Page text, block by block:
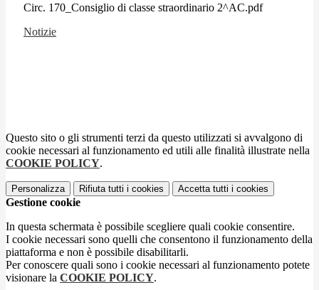
Circ. 170_Consiglio di classe straordinario 2^AC.pdf
Notizie
Questo sito o gli strumenti terzi da questo utilizzati si avvalgono di
cookie necessari al funzionamento ed utili alle finalità illustrate nella
COOKIE POLICY.
Personalizza Rifiuta tutti i cookies Accetta tutti i cookies
Gestione cookie
In questa schermata è possibile scegliere quali cookie consentire.
I cookie necessari sono quelli che consentono il funzionamento della
piattaforma e non è possibile disabilitarli.
Per conoscere quali sono i cookie necessari al funzionamento potete
visionare la COOKIE POLICY.